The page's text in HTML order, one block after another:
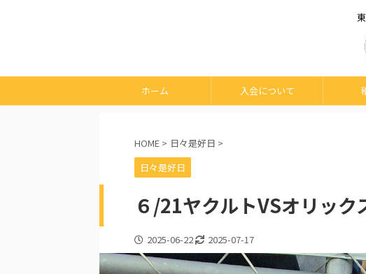
ホーム 入会について
HOME > 日々是好日 >
日々是好日
６/21ヤクルトVSオリッ
2025-06-22 2025-07-17